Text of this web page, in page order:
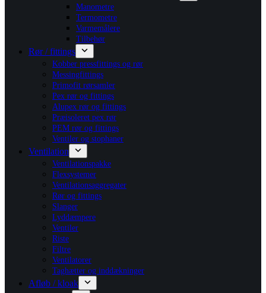
Manometre
Termometre
Varmemålere
Tilbehør
Rør / fittings
Kobber pressfittings og rør
Messingfittings
Primofit rørsamler
Pex rør og fittings
Alupex rør og fittings
Præisoleret pex rør
PEM rør og fittings
Ventiler og stophaner
Ventilation
Ventilationspakke
Flexsystemer
Ventilationsaggregater
Rør og fittings
Slanger
Lyddæmpere
Ventiler
Riste
Filtre
Ventilatorer
Taghætter og inddækninger
Afløb / kloak